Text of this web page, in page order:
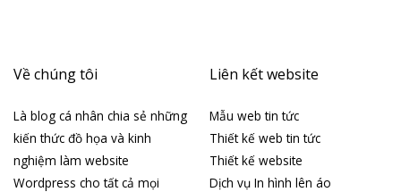
Về chúng tôi
Là blog cá nhân chia sẻ những
kiến thức đồ họa và kinh
nghiệm làm website
Wordpress cho tất cả mọi
Liên kết website
Mẫu web tin tức
Thiết kế web tin tức
Thiết kế website
Dịch vụ In hình lên áo